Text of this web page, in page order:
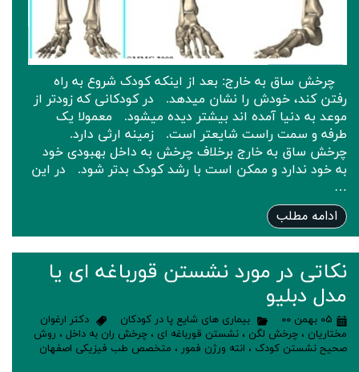
‌ چرخش ساق به خارج: بعد از اینکه کودک شروع به راه
رفتن کند، خودش را نشان میدهد. در کودکانی که زودتر از
موعد به دنیا آمده اند بیشتر دیده میشود. معمولا یک
طرفه و سمت راست شایعتر است. زمینه ارثی دارد.
‌چرخش ساق به خارج برخلاف چرخش به داخل بهبودی خود
به خود ندارد و ممکن است با رشد کودک بدتر شود. ‌در این
…
ادامه مطلب
نکاتی در مورد نشستن قورباغه ای یا
مدل دبلیو
۰۵ بهمن ۰۰ بیماری های شایع پا در کودکان
دکتر ارغوان
مختاریان ، چرخش لگن ، نشستن قورباغه ای ، چرخش ران به داخل ، روش
صحیح نشستن کودک ، انته ورژن فمور ، متخصص طب فیزیکی اصفهان